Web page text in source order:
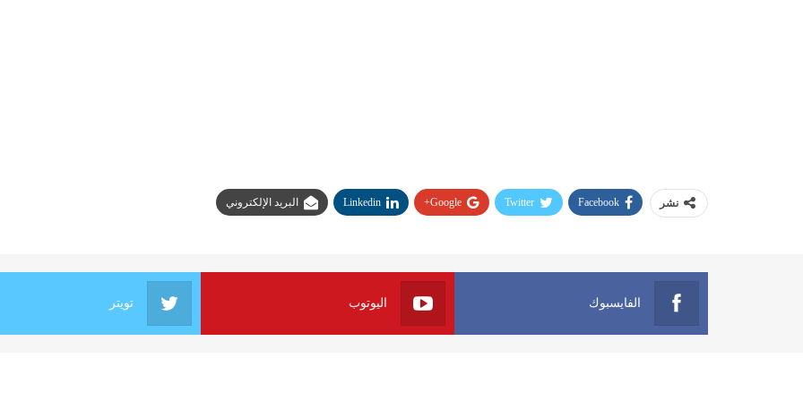
نشر Facebook
Twitter
Google+
Linkedin البريد الإلكتروني
الفايسبوك اليوتوب تويتر